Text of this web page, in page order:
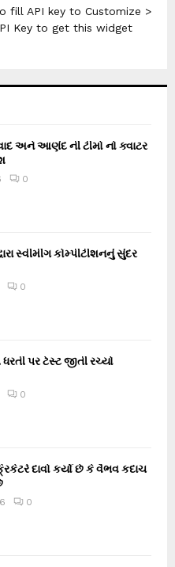
fill API key to Customize >
Key to get this widget
અને આણંદ ની ટીમો નો ક્વાટર
0
સ્વીમીંગ કોમ્પીટીશનનું સુંદર
0
પર ટેસ્ટ જીતી રચ્યો
0
દાવો કર્યો છે કે વૈભવ કદાચ
0